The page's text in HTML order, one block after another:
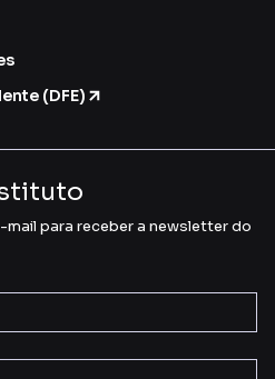
(DFE)
para receber a newsletter do